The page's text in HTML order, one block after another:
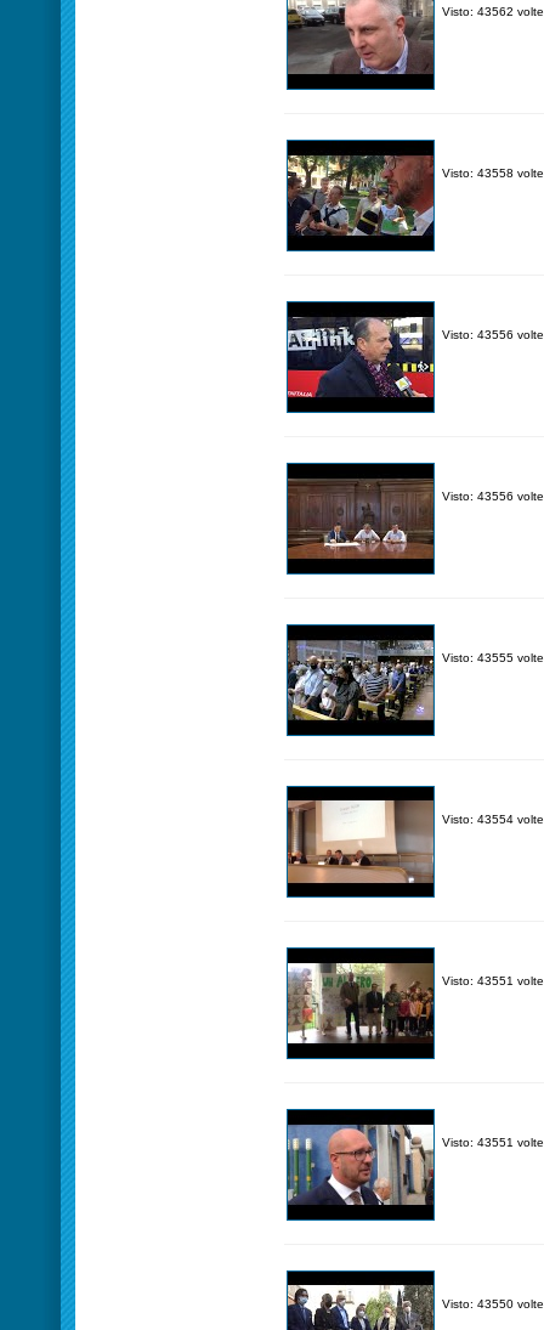
Visto: 43562 volte
Visto: 43558 volte
Visto: 43556 volte
Visto: 43556 volte
Visto: 43555 volte
Visto: 43554 volte
Visto: 43551 volte
Visto: 43551 volte
Visto: 43550 volte